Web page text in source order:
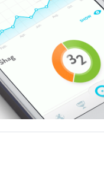
برگشت به بالا